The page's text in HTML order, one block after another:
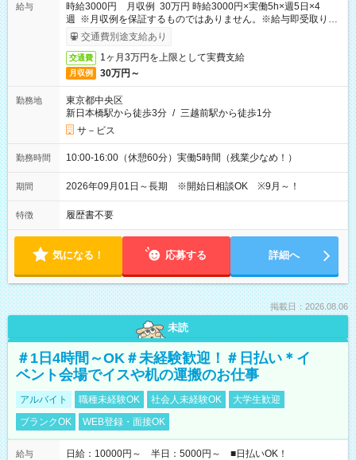
給与
時給3000円 月収例 30万円 時給3000円×実働5h×週5日×4
週 ※月収例を保証するものではありません。※給与即受取りサ
ービス利用可（利用条件有）
交通費別途支給あり
交通費 1ヶ月3万円を上限として実費支給
月収例 30万円～
勤務地
東京都中央区
新日本橋駅から徒歩3分 / 三越前駅から徒歩1分
サ－ビス
勤務時間 10:00-16:00（休憩60分）実働5時間（残業少なめ！）
期間 2026年09月01日～長期 ※開始日相談OK ※9月～！
特徴 履歴書不要
気になる！ 応募する 詳細へ
掲載日：2026.08.06
未読
＃1日4時間～OK＃未経験歓迎！＃日払い＊イ
ベント会場でイスや机の運搬のお仕事
アルバイト 職種未経験OK 社会人未経験OK
大学生歓迎
ブランクOK
WEB登録・面接OK
給与
日給：10000円～ 半日：5000円～ ■日払いOK！